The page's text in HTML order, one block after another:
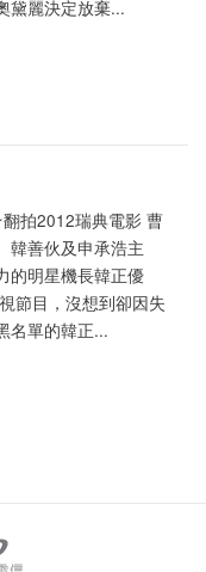
黛麗決定放棄...
拍2012瑞典電影 曹
韓善伙及申承浩主
的明星機長韓正優
節目，沒想到卻因失
名單的韓正...